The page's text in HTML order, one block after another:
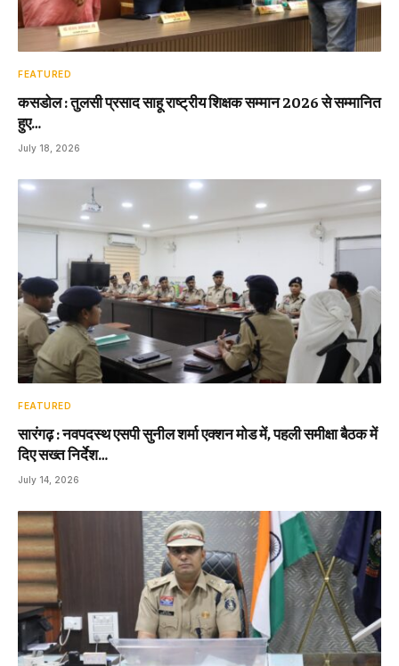
FEATURED
कसडोल : तुलसी प्रसाद साहू राष्ट्रीय शिक्षक सम्मान 2026 से सम्मानित
हुए…
July 18, 2026
FEATURED
सारंगढ़ : नवपदस्थ एसपी सुनील शर्मा एक्शन मोड में, पहली समीक्षा बैठक में
दिए सख्त निर्देश…
July 14, 2026